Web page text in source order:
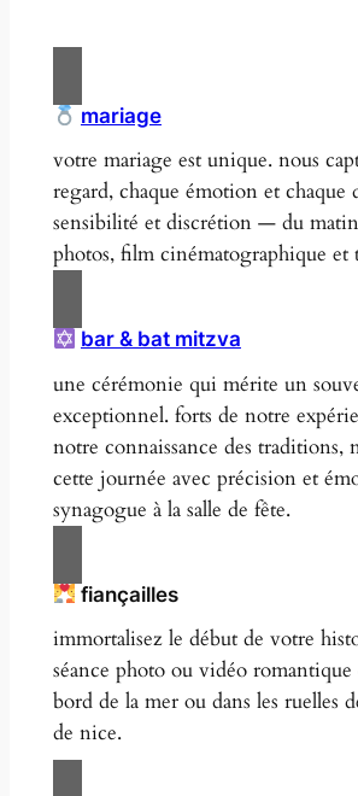
mariage
votre mariage est unique. nous
regard, chaque émotion et chaque
sensibilité et discrétion — du matin
photos, film cinématographique et
bar & bat mitzva
une cérémonie qui mérite un
exceptionnel. forts de notre
notre connaissance des traditions,
cette journée avec précision et
synagogue à la salle de fête.
fiançailles
immortalisez le début de votre
séance photo ou vidéo romantique
bord de la mer ou dans les ruelles
de nice.